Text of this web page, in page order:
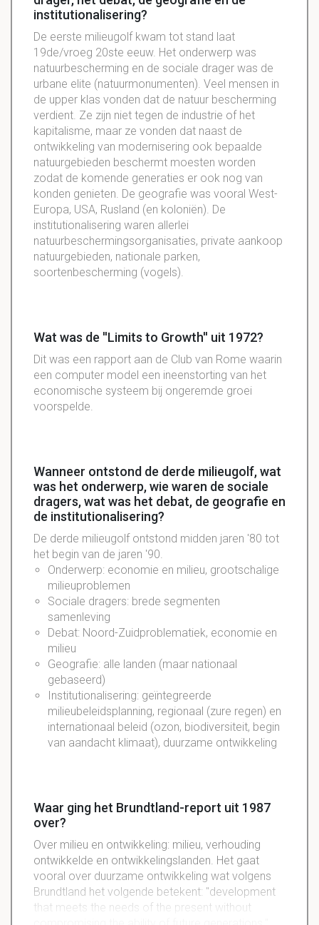
institutionalisering?
De eerste milieugolf kwam tot stand laat
19de/vroeg 20ste eeuw. Het onderwerp was
natuurbescherming en de sociale drager was de
urbane elite (natuurmonumenten). Veel mensen in
de upper klas vonden dat de natuur bescherming
verdient. Ze zijn niet tegen de industrie of het
kapitalisme, maar ze vonden dat naast de
ontwikkeling van modernisering ook bepaalde
natuurgebieden beschermt moesten worden
zodat de komende generaties er ook nog van
konden genieten. De geografie was vooral West-
Europa, USA, Rusland (en koloniën). De
institutionalisering waren allerlei
natuurbeschermingsorganisaties, private aankoop
natuurgebieden, nationale parken,
soortenbescherming (vogels).
Wat was de ''Limits to Growth'' uit 1972?
Dit was een rapport aan de Club van Rome waarin
een computer model een ineenstorting van het
economische systeem bij ongeremde groei
voorspelde.
Wanneer ontstond de derde milieugolf, wat
was het onderwerp, wie waren de sociale
dragers, wat was het debat, de geografie en
de institutionalisering?
De derde milieugolf ontstond midden jaren '80 tot
het begin van de jaren '90.
Onderwerp: economie en milieu, grootschalige
milieuproblemen
Sociale dragers: brede segmenten
samenleving
Debat: Noord-Zuidproblematiek, economie en
milieu
Geografie: alle landen (maar nationaal
gebaseerd)
Institutionalisering: geïntegreerde
milieubeleidsplanning, regionaal (zure regen) en
internationaal beleid (ozon, biodiversiteit, begin
van aandacht klimaat), duurzame ontwikkeling
Waar ging het Brundtland-report uit 1987
over?
Over milieu en ontwikkeling: milieu, verhouding
ontwikkelde en ontwikkelingslanden. Het gaat
vooral over duurzame ontwikkeling wat volgens
Brundtland het volgende betekent: ''development
that meets the needs of the present without